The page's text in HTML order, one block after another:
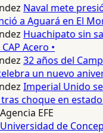
Naval mete
a Aguará en El
Huachipato sin
Acero •
32 años del
un nuevo
Imperial Unido
choque en estado
Agencia EFE
Universidad de